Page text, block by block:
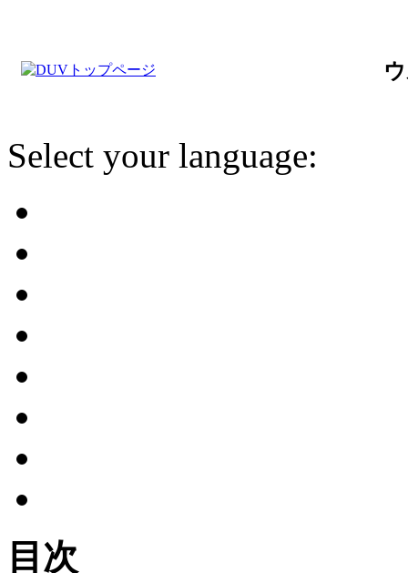
Select your language:
目次